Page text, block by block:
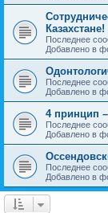
Казахстане!
Последнее
Добавлено в
Последнее
Добавлено в
4 принцип
Последнее
Добавлено в
Последнее
Добавлено в